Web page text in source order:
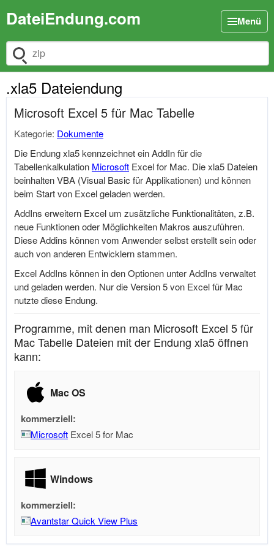
DateiEndung.com Menü
Dateiendung suchen
.xla5 Dateiendung
Microsoft Excel 5 für Mac Tabelle
Kategorie: Dokumente
Die Endung xla5 kennzeichnet ein AddIn für die
Tabellenkalkulation Microsoft Excel for Mac. Die xla5 Dateien
beinhalten VBA (Visual Basic für Applikationen) und können
beim Start von Excel geladen werden.
AddIns erweitern Excel um zusätzliche Funktionalitäten, z.B.
neue Funktionen oder Möglichkeiten Makros auszuführen.
Diese Addins können vom Anwender selbst erstellt sein oder
auch von anderen Entwicklern stammen.
Excel AddIns können in den Optionen unter AddIns verwaltet
und geladen werden. Nur die Version 5 von Excel für Mac
nutzte diese Endung.
Programme, mit denen man Microsoft Excel 5 für
Mac Tabelle Dateien mit der Endung xla5 öffnen
kann:
Mac OS
kommerziell:
Microsoft Excel 5 for Mac
Windows
kommerziell:
Avantstar Quick View Plus